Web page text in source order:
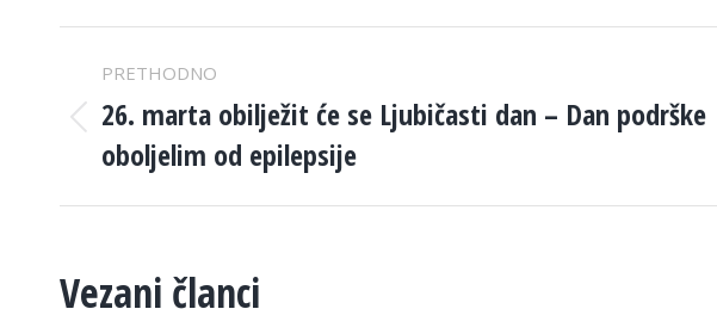
POST
NAVIGATION
PRETHODNO
Previous
post:
26. marta obilježit će se Ljubičasti dan – Dan podrške
oboljelim od epilepsije
Vezani članci